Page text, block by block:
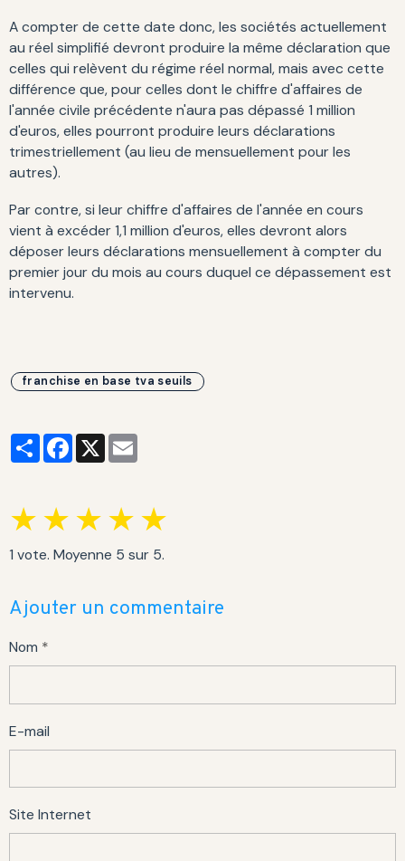
A compter de cette date donc, les sociétés actuellement
au réel simplifié devront produire la même déclaration que
celles qui relèvent du régime réel normal, mais avec cette
différence que, pour celles dont le chiffre d'affaires de
l'année civile précédente n'aura pas dépassé 1 million
d'euros, elles pourront produire leurs déclarations
trimestriellement (au lieu de mensuellement pour les
autres).
Par contre, si leur chiffre d'affaires de l'année en cours
vient à excéder 1,1 million d'euros, elles devront alors
déposer leurs déclarations mensuellement à compter du
premier jour du mois au cours duquel ce dépassement est
intervenu.
franchise en base tva seuils
PartagerFacebook
X
★★★★★
1 vote. Moyenne 5 sur 5.
Ajouter un commentaire
Nom
E-mail
Site Internet